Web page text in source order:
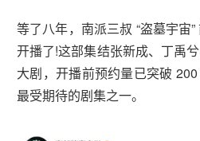
等了八年，南派三叔 “盗墓宇宙
开播了!这部集结张新成、丁禹
大剧，开播前预约量已突破
最受期待的剧集之一。